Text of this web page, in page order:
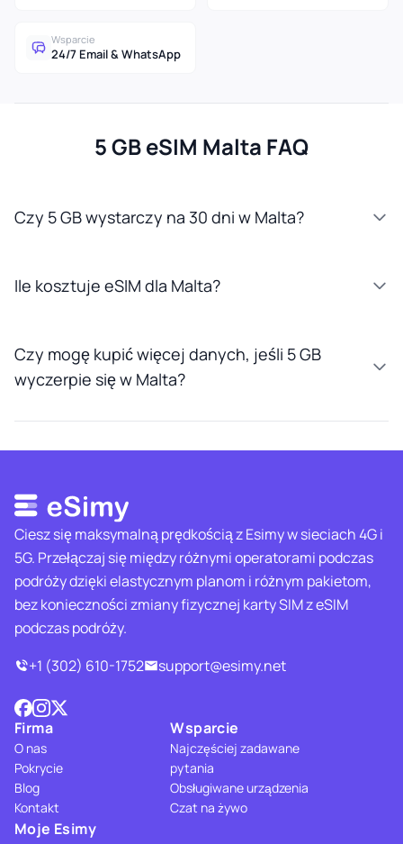
Wsparcie
24/7 Email & WhatsApp
5 GB eSIM Malta FAQ
Czy 5 GB wystarczy na 30 dni w Malta?
Ile kosztuje eSIM dla Malta?
Czy mogę kupić więcej danych, jeśli 5 GB
wyczerpie się w Malta?
Ciesz się maksymalną prędkością z Esimy w sieciach 4G i
5G. Przełączaj się między różnymi operatorami podczas
podróży dzięki elastycznym planom i różnym pakietom,
bez konieczności zmiany fizycznej karty SIM z eSIM
podczas podróży.
+1 (302) 610-1752
support@esimy.net
Firma
O nas
Pokrycie
Blog
Kontakt
Wsparcie
Najczęściej zadawane
pytania
Obsługiwane urządzenia
Czat na żywo
Moje Esimy